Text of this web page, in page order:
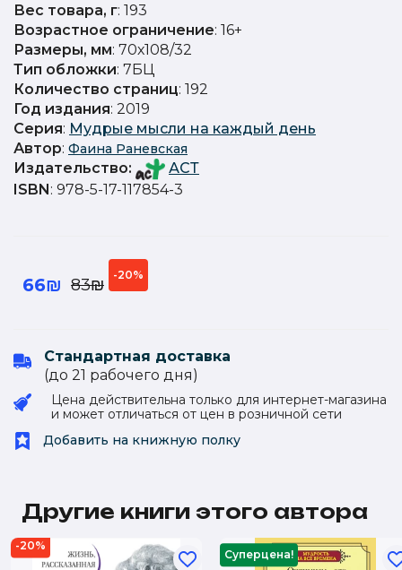
Вес товара, г: 193
Возрастное ограничение: 16+
Размеры, мм: 70х108/32
Тип обложки: 7БЦ
Количество страниц: 192
Год издания: 2019
Серия: Мудрые мысли на каждый день
Автор: Фаина Раневская
Издательство:
АСТ
ISBN: 978-5-17-117854-3
66₪ 83₪
-20%
Стандартная доставка
(до 21 рабочего дня)
Цена действительна только для интернет-магазина
и может отличаться от цен в розничной сети
Добавить на книжную полку
Другие книги этого автора
-20%
Суперцена!